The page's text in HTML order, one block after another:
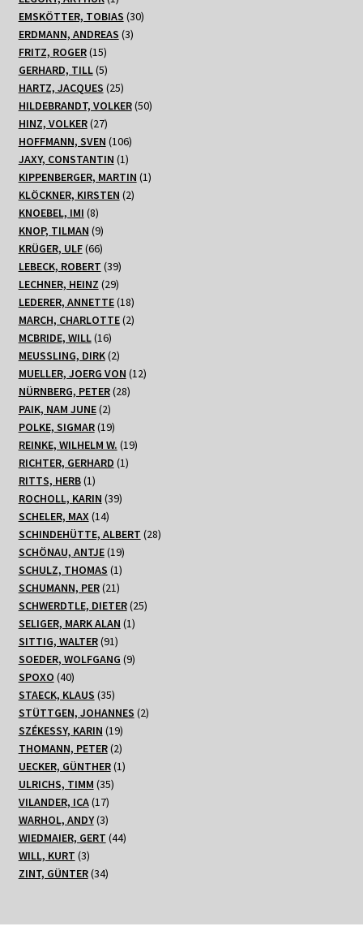
Produkt
EMSKÖTTER, TOBIAS 3030
ERDMANN, ANDREAS 33
FRITZ, ROGER 1515
Produkte
GERHARD, TILL 55
Produkte
HARTZ, JACQUES 2525
Produkte
HILDEBRANDT, VOLKER 5050
HINZ, VOLKER 2727
Produkte
HOFFMANN, SVEN 106106
Produkte
JAXY, CONSTANTIN 11
Produkt
KIPPENBERGER, MARTIN 11
KLÖCKNER, KIRSTEN 22
KNOEBEL, IMI 88
Produkte
KNOP, TILMAN 99
Produkte
KRÜGER, ULF 6666
Produkte
LEBECK, ROBERT 3939
Produkte
LECHNER, HEINZ 2929
Produkte
LEDERER, ANNETTE 1818
Produkte
MARCH, CHARLOTTE 22
MCBRIDE, WILL 1616
Produkte
MEUSSLING, DIRK 22
Produkte
MUELLER, JOERG VON 1212
NÜRNBERG, PETER 2828
PAIK, NAM JUNE 22
Produkte
POLKE, SIGMAR 1919
Produkte
REINKE, WILHELM W. 1919
RICHTER, GERHARD 11
RITTS, HERB 11
Produkt
ROCHOLL, KARIN 3939
SCHELER, MAX 1414
Produkte
SCHINDEHÜTTE, ALBERT 2828
SCHÖNAU, ANTJE 1919
Produkte
SCHULZ, THOMAS 11
Produkt
SCHUMANN, PER 2121
Produkte
SCHWERDTLE, DIETER 2525
SELIGER, MARK ALAN 11
SITTIG, WALTER 9191
Produkte
SOEDER, WOLFGANG 99
SPOXO 4040
Produkte
STAECK, KLAUS 3535
Produkte
STÜTTGEN, JOHANNES 22
SZÉKESSY, KARIN 1919
Produkte
THOMANN, PETER 22
Produkte
UECKER, GÜNTHER 11
ULRICHS, TIMM 3535
VILANDER, ICA 1717
Produkte
WARHOL, ANDY 33
Produkte
WIEDMAIER, GERT 4444
WILL, KURT 33
Produkte
ZINT, GÜNTER 3434